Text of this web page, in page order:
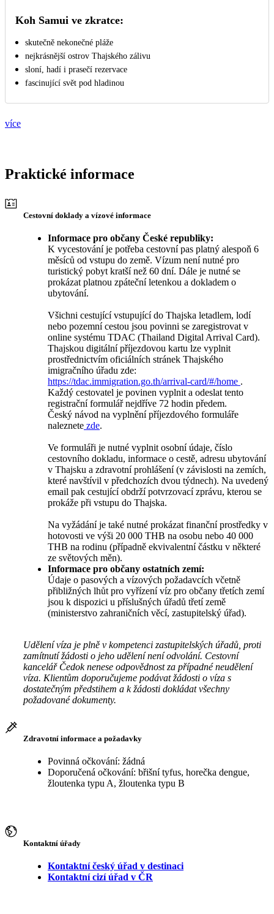
Koh Samui ve zkratce:
skutečně nekonečné pláže
nejkrásnější ostrov Thajského zálivu
sloní, hadí i prasečí rezervace
fascinující svět pod hladinou
více
Praktické informace
Cestovní doklady a vízové informace
Informace pro občany České republiky:
K vycestování je potřeba cestovní pas platný alespoň 6
měsíců od vstupu do země. Vízum není nutné pro
turistický pobyt kratší než 60 dní. Dále je nutné se
prokázat platnou zpáteční letenkou a dokladem o
ubytování.
Všichni cestující vstupující do Thajska letadlem, lodí
nebo pozemní cestou jsou povinni se zaregistrovat v
online systému TDAC (Thailand Digital Arrival Card).
Thajskou digitální příjezdovou kartu lze vyplnit
prostřednictvím oficiálních stránek Thajského
imigračního úřadu zde:
https://tdac.immigration.go.th/arrival-card/#/home .
Každý cestovatel je povinen vyplnit a odeslat tento
registrační formulář nejdříve 72 hodin předem.
Český návod na vyplnění příjezdového formuláře
naleznete zde.
Ve formuláři je nutné vyplnit osobní údaje, číslo
cestovního dokladu, informace o cestě, adresu ubytování
v Thajsku a zdravotní prohlášení (v závislosti na zemích,
které navštívil v předchozích dvou týdnech). Na uvedený
email pak cestující obdrží potvrzovací zprávu, kterou se
prokáže při vstupu do Thajska.
Na vyžádání je také nutné prokázat finanční prostředky v
hotovosti ve výši 20 000 THB na osobu nebo 40 000
THB na rodinu (případně ekvivalentní částku v některé
ze světových měn).
Informace pro občany ostatních zemí:
Údaje o pasových a vízových požadavcích včetně
přibližných lhůt pro vyřízení víz pro občany třetích zemí
jsou k dispozici u příslušných úřadů třetí země
(ministerstvo zahraničních věcí, zastupitelský úřad).
Udělení víza je plně v kompetenci zastupitelských úřadů, proti
zamítnutí žádosti o jeho udělení není odvolání. Cestovní
kancelář Čedok nenese odpovědnost za případné neudělení
víza. Klientům doporučujeme podávat žádosti o víza s
dostatečným předstihem a k žádosti dokládat všechny
požadované dokumenty.
Zdravotní informace a požadavky
Povinná očkování: žádná
Doporučená očkování: břišní tyfus, horečka dengue,
žloutenka typu A, žloutenka typu B
Kontaktní úřady
Kontaktní český úřad v destinaci
Kontaktní cizí úřad v ČR